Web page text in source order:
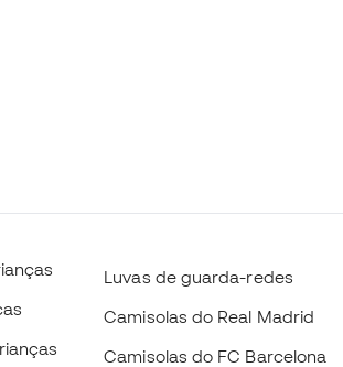
Luvas de guarda-redes
Camisolas do Real Madrid
Camisolas do FC Barcelona